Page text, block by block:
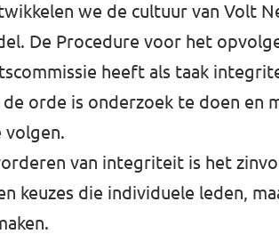
we de cultuur van Volt
De Procedure voor het
heeft als taak
de orde is onderzoek te doen en
volgen.
van integriteit is het
keuzes die individuele leden,